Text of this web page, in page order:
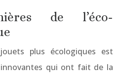
de l’éco-
plus écologiques est
qui ont fait de la